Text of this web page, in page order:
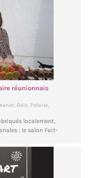
réunionnais
, Bois, Poterie,
localement,
: le salon Fait-